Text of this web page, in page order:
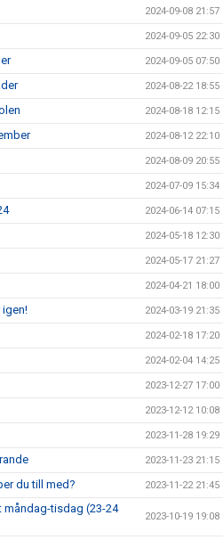
2024-09-08 21:57
2024-09-05 22:30
2024-09-05 07:50
2024-08-22 18:55
2024-08-18 12:15
2024-08-12 22:10
2024-08-09 20:55
2024-07-09 15:34
2024-06-14 07:15
2024-05-18 12:30
2024-05-17 21:27
2024-04-21 18:00
igen! 2024-03-19 21:35
2024-02-18 17:20
2024-02-04 14:25
2023-12-27 17:00
2023-12-12 10:08
2023-11-28 19:29
2023-11-23 21:15
du till med? 2023-11-22 21:45
måndag-tisdag (23-24
2023-10-19 19:08